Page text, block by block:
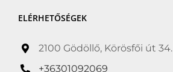
ELÉRHETŐSÉGEK
2100 Gödöllő, Körösfői út 34.
+36301092069